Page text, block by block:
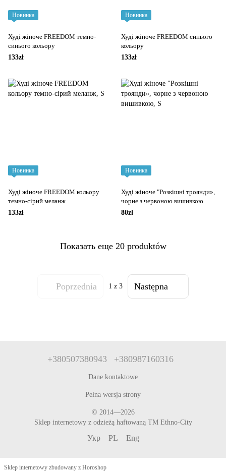
Новинка
Худі жіноче FREEDOM темно-
синього кольору
133zł
Новинка
Худі жіноче FREEDOM синього
кольору
133zł
Новинка
Худі жіноче FREEDOM кольору
темно-сірий меланж
133zł
Новинка
Худі жіноче "Розкішні троянди»,
чорне з червоною вишивкою
80zł
Показать еще 20 produktów
Poprzednia 1 z 3 Następna
+380507380943 +380987160316
Dane kontaktowe
Pełna wersja strony
© 2014—2026
Sklep internetowy z odzieżą haftowaną TM Ethno-City
Укр PL Eng
Sklep internetowy zbudowany z Horoshop